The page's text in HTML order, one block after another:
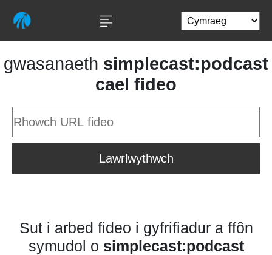
gwasanaeth simplecast:podcast
cael fideo
Lawrlwythwch
Sut i arbed fideo i gyfrifiadur a ffôn
symudol o simplecast:podcast